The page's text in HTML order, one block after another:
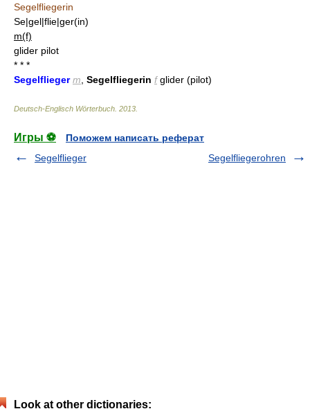
Segelfliegerin
Se|gel|flie|ger(in)
m(f)
glider pilot
* * *
Segelflieger m Segelfliegerin fglider (pilot)
Deutsch-Englisch Wörterbuch 2013
Игры ⚽
Поможем написать реферат
Segelflieger
Segelfliegerohren
Look at other dictionaries: